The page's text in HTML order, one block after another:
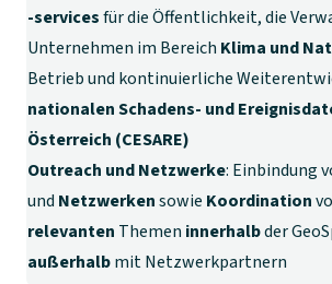
-servicesfür die Öffentlichkeit, die
Unternehmen im Bereich Klima und
Betrieb und kontinuierliche
nationalen Schadens- und
Österreich (CESARE)
Outreach und Netzwerke: Einbindung
und Netzwerkensowie Koordination
relevanten Themen innerhalbder
außerhalbmit Netzwerkpartnern